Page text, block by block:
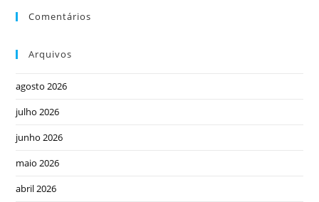
Comentários
Arquivos
agosto 2026
julho 2026
junho 2026
maio 2026
abril 2026